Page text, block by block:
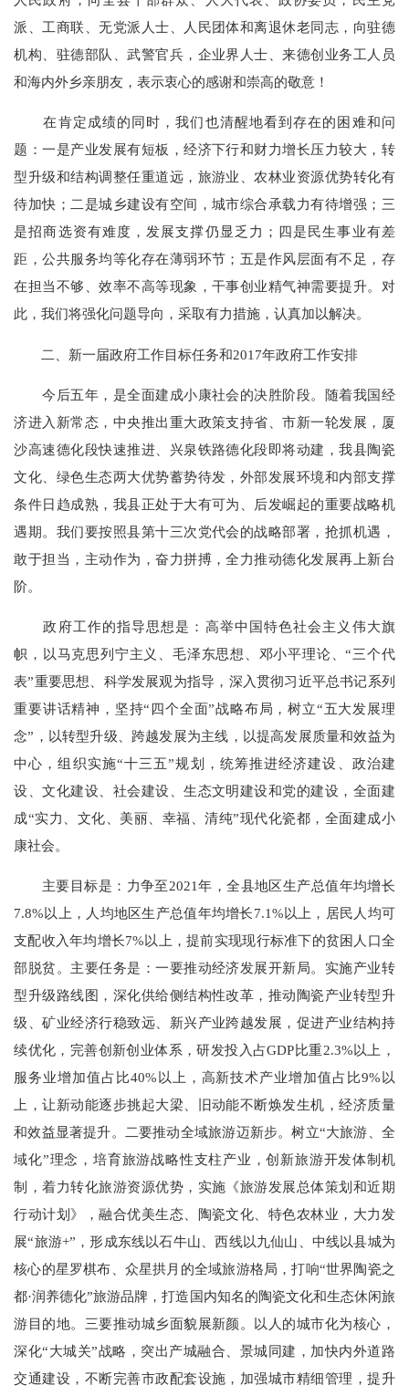
派、工商联、无党派人士、人民团体和离退休老同志，向驻德
机构、驻德部队、武警官兵，企业界人士、来德创业务工人员
和海内外乡亲朋友，表示衷心的感谢和崇高的敬意！
在肯定成绩的同时，我们也清醒地看到存在的困难和问
题：一是产业发展有短板，经济下行和财力增长压力较大，转
型升级和结构调整任重道远，旅游业、农林业资源优势转化有
待加快；二是城乡建设有空间，城市综合承载力有待增强；三
是招商选资有难度，发展支撑仍显乏力；四是民生事业有差
距，公共服务均等化存在薄弱环节；五是作风层面有不足，存
在担当不够、效率不高等现象，干事创业精气神需要提升。对
此，我们将强化问题导向，采取有力措施，认真加以解决。
二、新一届政府工作目标任务和2017年政府工作安排
今后五年，是全面建成小康社会的决胜阶段。随着我国经
济进入新常态，中央推出重大政策支持省、市新一轮发展，厦
沙高速德化段快速推进、兴泉铁路德化段即将动建，我县陶瓷
文化、绿色生态两大优势蓄势待发，外部发展环境和内部支撑
条件日趋成熟，我县正处于大有可为、后发崛起的重要战略机
遇期。我们要按照县第十三次党代会的战略部署，抢抓机遇，
敢于担当，主动作为，奋力拼搏，全力推动德化发展再上新台
阶。
政府工作的指导思想是：高举中国特色社会主义伟大旗
帜，以马克思列宁主义、毛泽东思想、邓小平理论、“三个代
表”重要思想、科学发展观为指导，深入贯彻习近平总书记系列
重要讲话精神，坚持“四个全面”战略布局，树立“五大发展理
念”，以转型升级、跨越发展为主线，以提高发展质量和效益为
中心，组织实施“十三五”规划，统筹推进经济建设、政治建
设、文化建设、社会建设、生态文明建设和党的建设，全面建
成“实力、文化、美丽、幸福、清纯”现代化瓷都，全面建成小
康社会。
主要目标是：力争至2021年，全县地区生产总值年均增长
7.8%以上，人均地区生产总值年均增长7.1%以上，居民人均可
支配收入年均增长7%以上，提前实现现行标准下的贫困人口全
部脱贫。主要任务是：一要推动经济发展开新局。实施产业转
型升级路线图，深化供给侧结构性改革，推动陶瓷产业转型升
级、矿业经济行稳致远、新兴产业跨越发展，促进产业结构持
续优化，完善创新创业体系，研发投入占GDP比重2.3%以上，
服务业增加值占比40%以上，高新技术产业增加值占比9%以
上，让新动能逐步挑起大梁、旧动能不断焕发生机，经济质量
和效益显著提升。二要推动全域旅游迈新步。树立“大旅游、全
域化”理念，培育旅游战略性支柱产业，创新旅游开发体制机
制，着力转化旅游资源优势，实施《旅游发展总体策划和近期
行动计划》，融合优美生态、陶瓷文化、特色农林业，大力发
展“旅游+”，形成东线以石牛山、西线以九仙山、中线以县城为
核心的星罗棋布、众星拱月的全域旅游格局，打响“世界陶瓷之
都·润养德化”旅游品牌，打造国内知名的陶瓷文化和生态休闲旅
游目的地。三要推动城乡面貌展新颜。以人的城市化为核心，
深化“大城关”战略，突出产城融合、景城同建，加快内外道路
交通建设，不断完善市政配套设施，加强城市精细管理，提升